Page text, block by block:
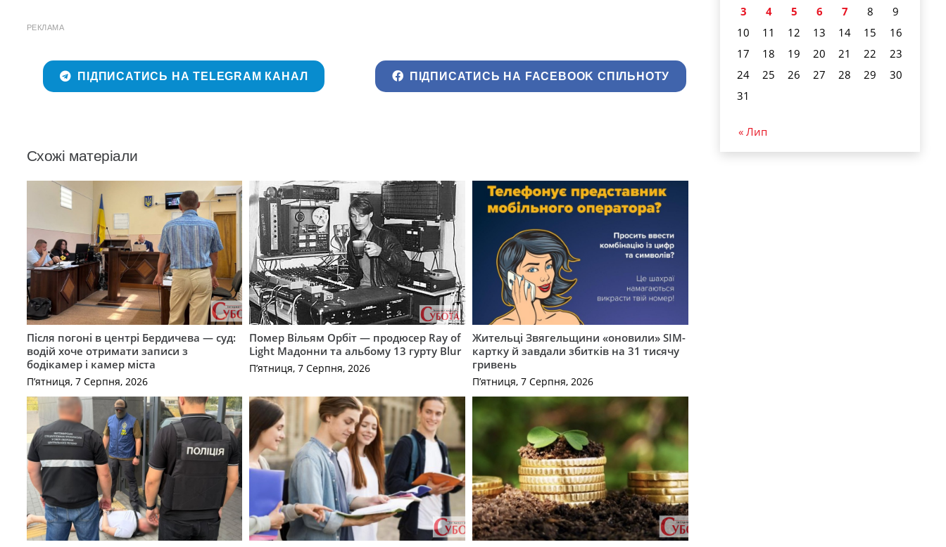
РЕКЛАМА
ПІДПИСАТИСЬ НА TELEGRAM КАНАЛ ПІДПИСАТИСЬ НА FACEBOOK СПІЛЬНОТУ
Схожі матеріали
Після погоні в центрі Бердичева — суд:
водій хоче отримати записи з
бодікамер і камер міста
П’ятниця, 7 Серпня, 2026
Помер Вільям Орбіт — продюсер Ray of
Light Мадонни та альбому 13 гурту Blur
П’ятниця, 7 Серпня, 2026
Жительці Звягельщини «оновили» SIM-
картку й завдали збитків на 31 тисячу
гривень
П’ятниця, 7 Серпня, 2026
3
4 5 6 7 8
9
10
11 12 13 14 15
16
17
18 19 20 21 22
23
24
25 26 27 28 29
30
31
« Лип